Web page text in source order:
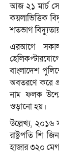
আজ ২১ মার্চ
কয়লাভিত্তিক
শতভাগ
এরআগে সকাল
বাংলাদেশ
অবতরণে করে
নাম ফলক
ওড়ানো হয়।
উল্লেখ্য, ২০১৬
রাষ্ট্রপতি শি
হাজার ৩২০